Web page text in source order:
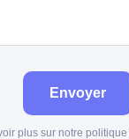
Envoyer
plus sur notre